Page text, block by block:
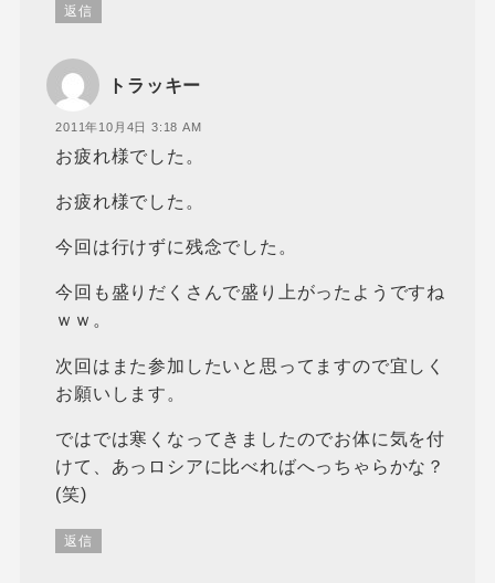
返信
トラッキー
2011年10月4日 3:18 AM
お疲れ様でした。
お疲れ様でした。
今回は行けずに残念でした。
今回も盛りだくさんで盛り上がったようですね
ｗｗ。
次回はまた参加したいと思ってますので宜しく
お願いします。
ではでは寒くなってきましたのでお体に気を付
けて、あっロシアに比べればへっちゃらかな？
(笑)
返信